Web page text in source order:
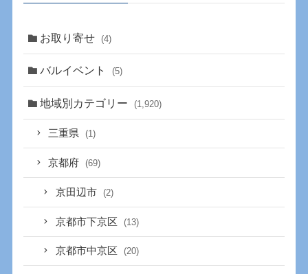
お取り寄せ (4)
バルイベント (5)
地域別カテゴリー (1,920)
三重県 (1)
京都府 (69)
京田辺市 (2)
京都市下京区 (13)
京都市中京区 (20)